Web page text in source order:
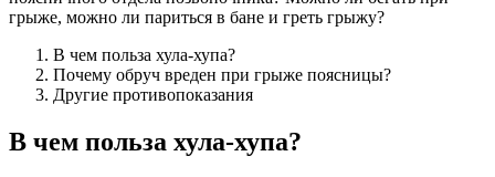
грыже, можно ли париться в бане и греть грыжу?
В чем польза хула-хупа?
Почему обруч вреден при грыже поясницы?
Другие противопоказания
В чем польза хула-хупа?